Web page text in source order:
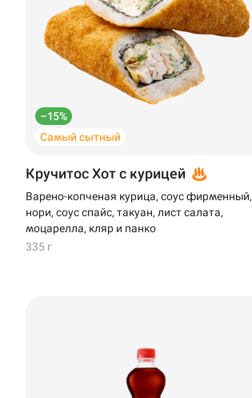
–15%
Самый сытный
Кручитос Хот с курицей
Варено-копченая курица, соус фирменный,
нори, соус спайс, такуан, лист салата,
моцарелла, кляр и панко
335 г